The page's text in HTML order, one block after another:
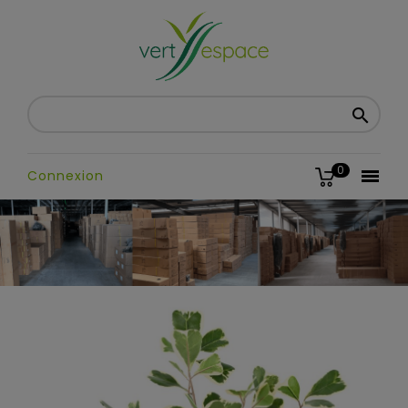


0
Connexion